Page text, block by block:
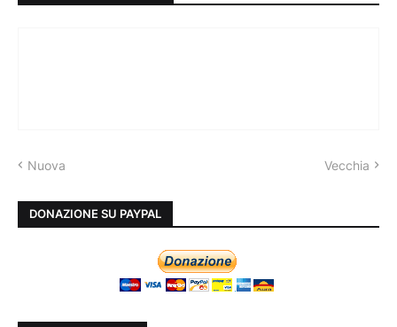
Nuova Vecchia
DONAZIONE SU PAYPAL